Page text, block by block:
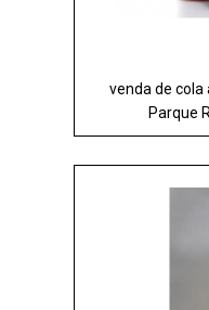
venda de
Parque